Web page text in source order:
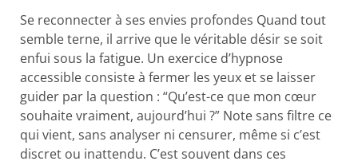
Se reconnecter à ses envies profondes Quand tout
semble terne, il arrive que le véritable désir se soit
enfui sous la fatigue. Un exercice d’hypnose
accessible consiste à fermer les yeux et se laisser
guider par la question : “Qu’est-ce que mon cœur
souhaite vraiment, aujourd’hui ?” Note sans filtre ce
qui vient, sans analyser ni censurer, même si c’est
discret ou inattendu. C’est souvent dans ces